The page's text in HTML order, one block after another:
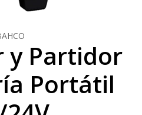
y Partidor
Portátil